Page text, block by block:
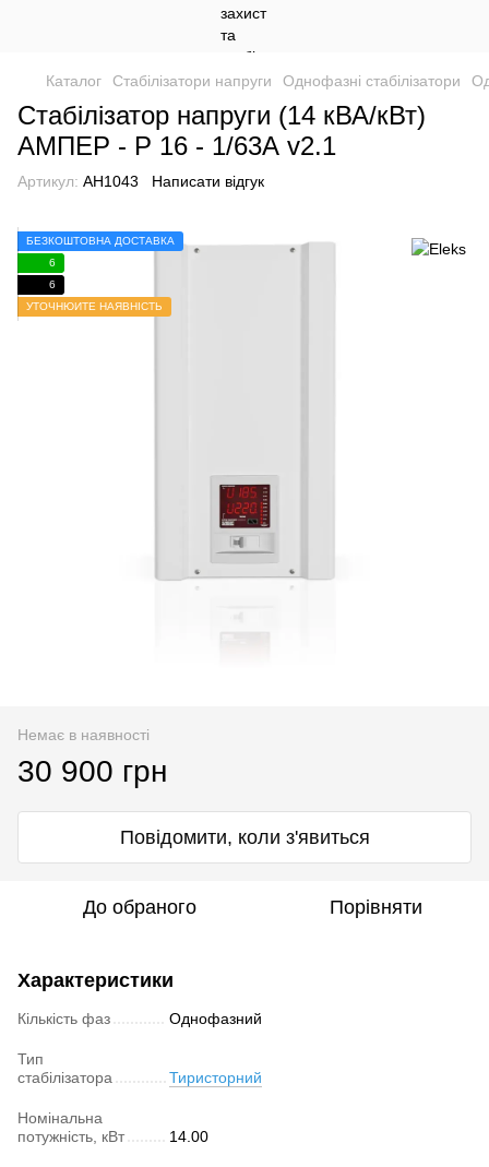
Каталог Стабілізатори напруги Однофазні стабілізатори
Стабілізатор напруги (14 кВА/кВт)
АМПЕР - Р 16 - 1/63А v2.1
Артикул: АН1043 Написати відгук
БЕЗКОШТОВНА ДОСТАВКА
6
6
УТОЧНЮЙТЕ НАЯВНІСТЬ
Немає в наявності
30 900 грн
Повідомити, коли з'явиться
До обраного Порівняти
Характеристики
Кількість фаз Однофазний
Тип
стабілізатора
Тиристорний
Номінальна
потужність, кВт
14.00